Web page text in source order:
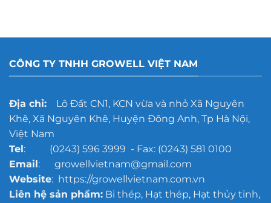
CÔNG TY TNHH GROWELL VIỆT NAM
Địa chỉ:Lô Đất CN1, KCN vừa và nhỏ Xã Nguyên
Khê, Xã Nguyên Khê, Huyện Đông Anh, Tp Hà Nội,
Việt Nam
Tel: (0243) 596 3999 - Fax: (0243) 581 0100
Email: growellvietnam@gmail.com
Website: https://growellvietnam.com.vn
Liên hệ sản phẩm:Bi thép, Hạt thép, Hạt thủy tinh,